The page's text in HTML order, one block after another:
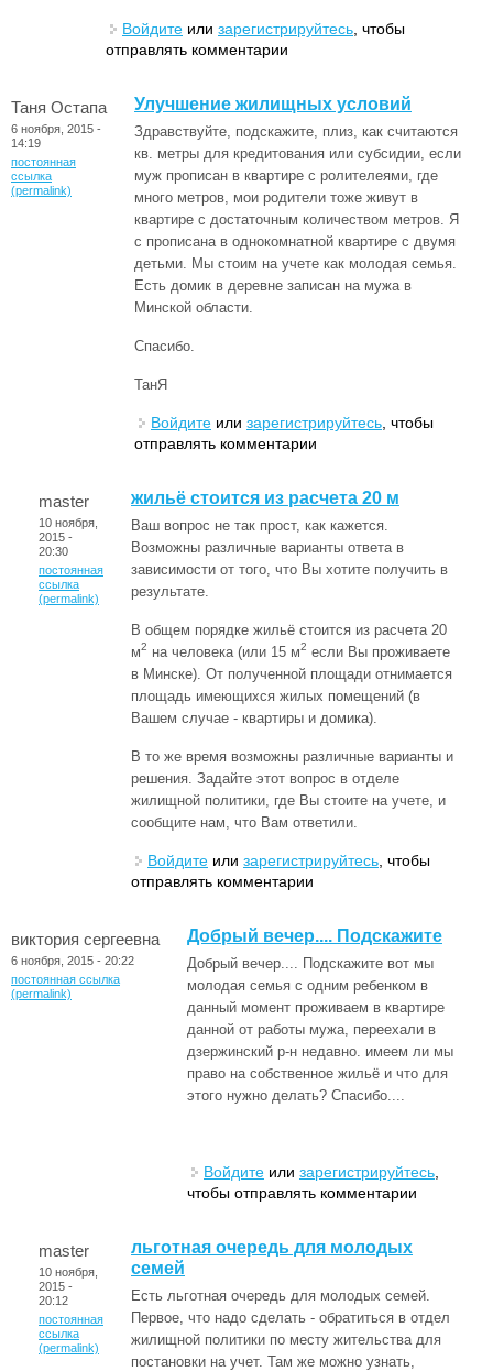
Войдите или зарегистрируйтесь , чтобы
отправлять комментарии
Таня Остапа
6 ноября, 2015 -
14:19
постоянная
ссылка
(permalink)
Улучшение жилищных условий
Здравствуйте, подскажите, плиз, как считаются
кв. метры для кредитования или субсидии, если
муж прописан в квартире с ролителеями, где
много метров, мои родители тоже живут в
квартире с достаточным количеством метров. Я
с прописана в однокомнатной квартире с двумя
детьми. Мы стоим на учете как молодая семья.
Есть домик в деревне записан на мужа в
Минской области.
Спасибо.
ТанЯ
Войдите или зарегистрируйтесь , чтобы
отправлять комментарии
master
10 ноября,
2015 -
20:30
постоянная
ссылка
(permalink)
жильё стоится из расчета 20 м
Ваш вопрос не так прост, как кажется.
Возможны различные варианты ответа в
зависимости от того, что Вы хотите получить в
результате.
В общем порядке жильё стоится из расчета 20
м2 на человека (или 15 м2 если Вы проживаете
в Минске). От полученной площади отнимается
площадь имеющихся жилых помещений (в
Вашем случае - квартиры и домика).
В то же время возможны различные варианты и
решения. Задайте этот вопрос в отделе
жилищной политики, где Вы стоите на учете, и
сообщите нам, что Вам ответили.
Войдите или зарегистрируйтесь , чтобы
отправлять комментарии
виктория сергеевна
6 ноября, 2015 - 20:22
постоянная ссылка
(permalink)
Добрый вечер.... Подскажите
Добрый вечер.... Подскажите вот мы
молодая семья с одним ребенком в
данный момент проживаем в квартире
данной от работы мужа, переехали в
дзержинский р-н недавно. имеем ли мы
право на собственное жильё и что для
этого нужно делать? Спасибо....
Войдите или зарегистрируйтесь
чтобы отправлять комментарии
master
10 ноября,
2015 -
20:12
постоянная
ссылка
(permalink)
льготная очередь для молодых
семей
Есть льготная очередь для молодых семей.
Первое, что надо сделать - обратиться в отдел
жилищной политики по месту жительства для
постановки на учет. Там же можно узнать,